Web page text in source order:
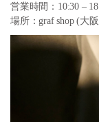
営業時間：10:30 –
場所：graf shop (大